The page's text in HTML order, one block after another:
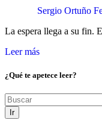
Sergio Ortuño
La espera llega a su fin.
Leer más
¿Qué te apetece leer?
Ir